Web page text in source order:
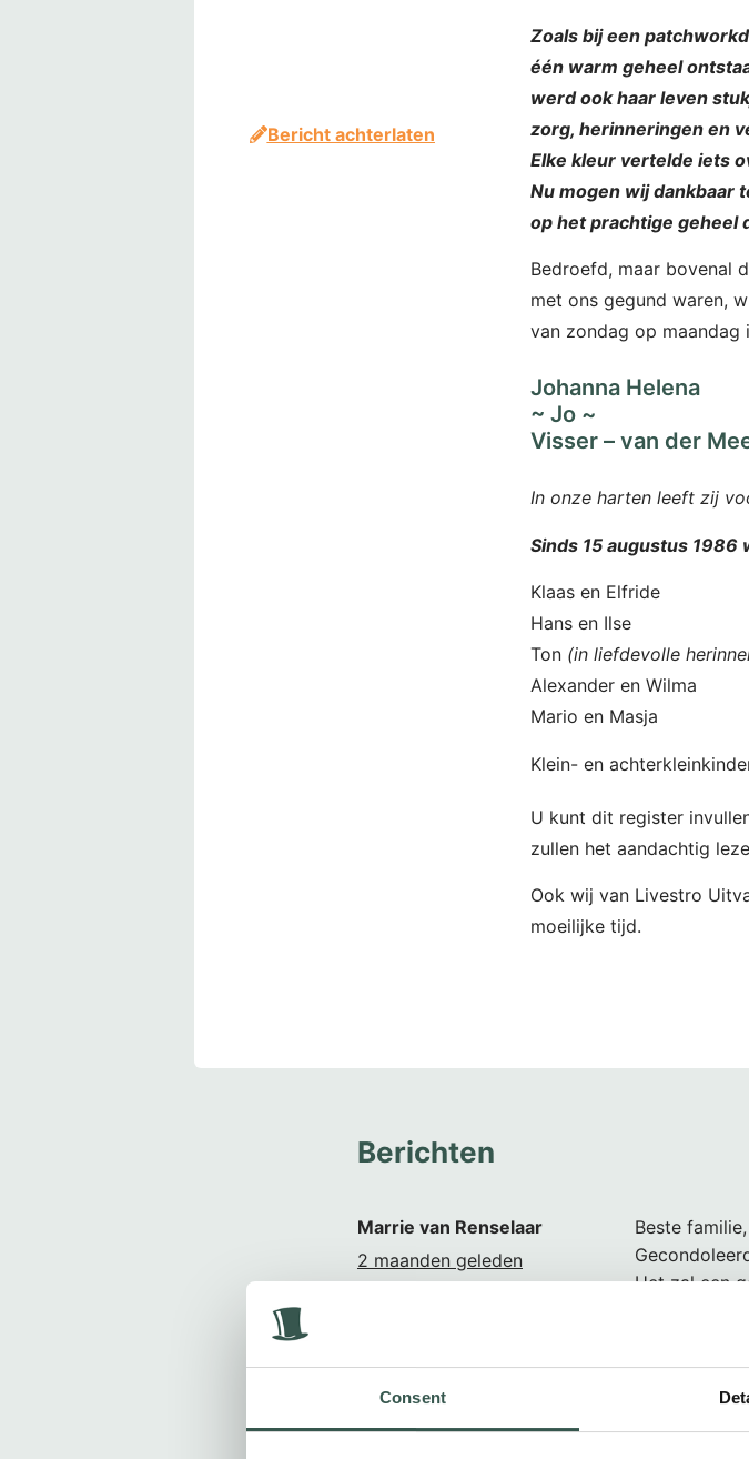
Consent
Bericht achterlaten
Zoals bij een
één warm geheel
werd ook haar leven
zorg, herinneringen en
Elke kleur vertelde iets
Nu mogen wij dankbaar
op het prachtige geheel
Bedroefd, maar bovenal
met ons gegund waren,
van zondag op maandag
Johanna Helena
~ Jo ~
Visser – van der
In onze harten leeft zij
Sinds 15 augustus 1986
Klaas en Elfride
Hans en Ilse
Ton (in liefdevolle
Alexander en Wilma
Mario en Masja
Klein- en
U kunt dit register
zullen het aandachtig
Ook wij van Livestro
moeilijke tijd.
Berichten
Marrie van Renselaar
2 maanden geleden
Beste familie,
Het zal een